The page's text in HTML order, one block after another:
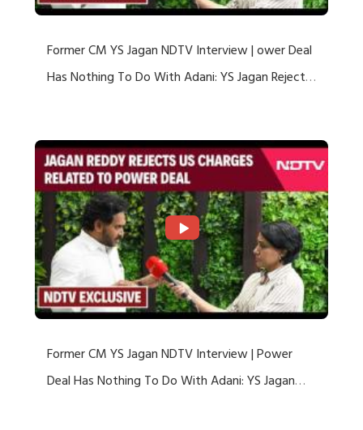
Former CM YS Jagan NDTV Interview | ower Deal
Has Nothing To Do With Adani: YS Jagan Rejects
Former CM YS Jagan NDTV Interview | Power
Deal Has Nothing To Do With Adani: YS Jagan